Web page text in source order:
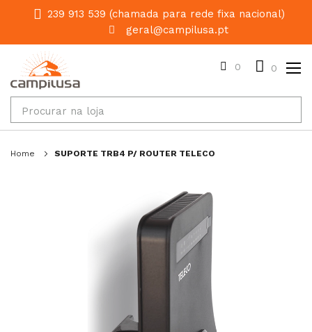
239 913 539 (chamada para rede fixa nacional)
geral@campilusa.pt
0 0
Home SUPORTE TRB4 P/ ROUTER TELECO